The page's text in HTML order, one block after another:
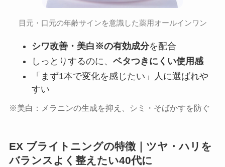
目元・口元の年齢サインを意識した薬用オールインワン
シワ改善・美白※の有効成分を配合
しっとりするのに、 ベタつきにくい使用感
「まず1本で変化を感じたい」人に選ばれや
すい
※美白：メラニンの生成を抑え、シミ・そばかすを防ぐ
EX ブライトニングの特徴｜ツヤ・ハリを
バランスよく整えたい40代に